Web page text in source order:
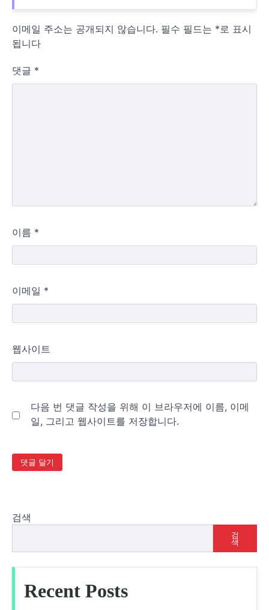
이메일 주소는 공개되지 않습니다. 필수 필드는 * 로 표시
됩니다
댓글 *
이름 *
이메일 *
웹사이트
다음 번 댓글 작성을 위해 이 브라우저에 이름, 이메
일, 그리고 웹사이트를 저장합니다.
검색
검
색
Recent Posts